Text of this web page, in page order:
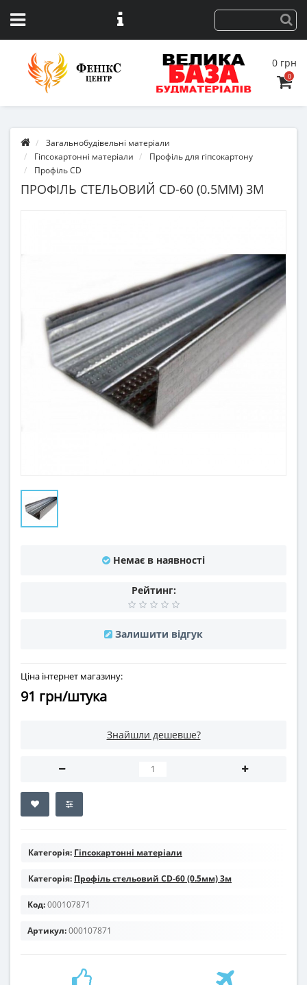
0 грн
0
Загальнобудівельні матеріали
Гіпсокартонні матеріали
Профіль для гіпсокартону
Профіль CD
ПРОФІЛЬ СТЕЛЬОВИЙ CD-60 (0.5ММ) 3М
Немає в наявності
Рейтинг:
Залишити відгук
Ціна інтернет магазину:
91 грн/штука
Знайшли дешевше?
Категорія: Гіпсокартонні матеріали
Категорія: Профіль стельовий CD-60 (0.5мм) 3м
Код:000107871
Артикул:000107871